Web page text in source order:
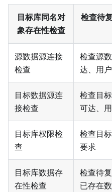
目标库同名对
象存在性检查
检查待
源数据源连接
检查
检查源
达、用
目标数据源连
接检查
检查目
可达、
目标库权限检
查
检查目
要求
目标库数据存
在性检查
检查待
已存在